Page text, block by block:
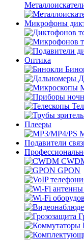
Микрофоны
Оптика
Плееры
Подавители
GPON